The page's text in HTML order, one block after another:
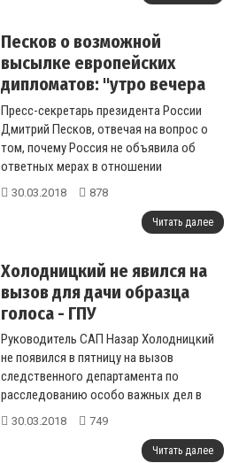
Песков о возможной
высылке европейских
дипломатов: "утро вечера
мудренее"
Пресс-секретарь президента России
Дмитрий Песков, отвечая на вопрос о
том, почему Россия не объявила об
ответных мерах в отношении
европейских дипломатов вместе с
30.03.2018 878
Читать далее
Холодницкий не явился на
вызов для дачи образца
голоса - ГПУ
Руководитель САП Назар Холодницкий
не появился в пятницу на вызов
следственного департамента по
расследованию особо важных дел в
сфере экономики ГПУ для
30.03.2018 749
Читать далее